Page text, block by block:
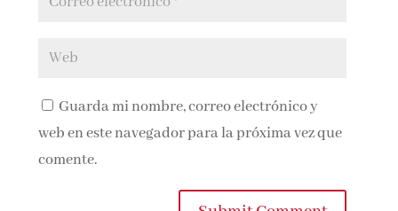
Guarda mi nombre, correo electrónico y
web en este navegador para la próxima vez que
comente.